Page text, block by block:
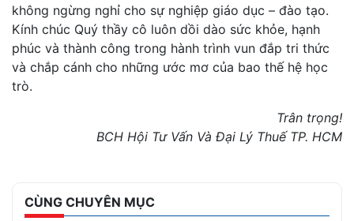
không ngừng nghỉ cho sự nghiệp giáo dục – đào tạo.
Kính chúc Quý thầy cô luôn dồi dào sức khỏe, hạnh
phúc và thành công trong hành trình vun đắp tri thức
và chắp cánh cho những ước mơ của bao thế hệ học
trò.
Trân trọng!
BCH Hội Tư Vấn Và Đại Lý Thuế TP. HCM
CÙNG CHUYÊN MỤC